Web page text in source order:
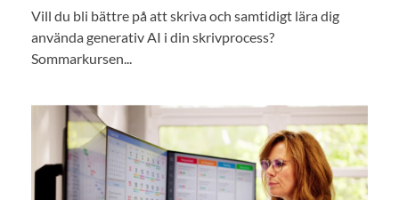
Vill du bli bättre på att skriva och samtidigt lära dig
använda generativ AI i din skrivprocess?
Sommarkursen...